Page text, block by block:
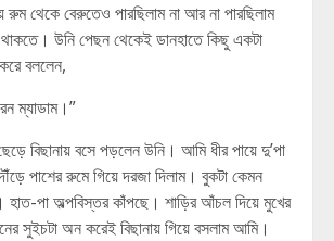
রুম থেকে বেরুতেও পারছিলাম না আর না পারছিলাম
থাকতে। উনি পেছন থেকেই ডানহাতে কিছু একটা
বললেন,
ম্যাডাম।”
বিছানায় বসে পড়লেন উনি। আমি ধীর পায়ে দু’পা
পাশের রুমে গিয়ে দরজা দিলাম। বুকটা কেমন
পা অল্পবিস্তর কাঁপছে। শাড়ির আঁচল দিয়ে মুখের
সুইচটা অন করেই বিছানায় গিয়ে বসলাম আমি।